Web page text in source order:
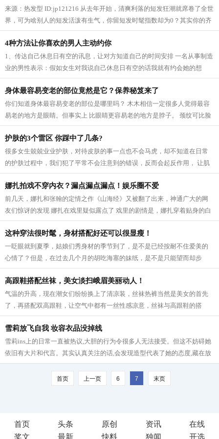
来源：热发型 ID:jp121216 从去年开始，清爽利落的短发狂潮就席卷了全世
界，可为啥别人的短发活泼有生气，你留短发时髦指数却为0？其实你的齐
肩短发和fashion就差了一个外翻的距离！...
4种方法让你喜欢的男人主动约你
1、传达自己休息日有空的讯息，让对方知道自己的时间安排 一名从事制造
业的男性表示：假如女生对我说自己休息日有空的话我就有约会她的想
法。想着比起在家睡觉，约会能给她带...
身体最容易变老的部位竟然是它？保养秘笈来了
你们知道身体最容易变老的部位是哪里吗？ 木木相信一定很多人觉得最容
易老的地方是眼睛。但事实上 比眼睛更容易老的地方是脖子。 颈纹可比脸
上的皱纹还要难消，所以不要等到出...
护肤的3个雷区 你踩中了几条?
很多女生兢兢业业护肤，对待皮肤的事一点也不会马虎，却不知道在日常
的护肤过程中，我们犯了平常不会注意到的错误，反而会起反作用， 让肌
肤变得更加敏感。这里，木木就为大家...
娜扎拍戏不穿内衣？漏点漏点漏点！娱乐圈不爱
前几天，娜扎和张翰的定情之作《山海经》又被翻了出来，神通广大的网
友们惊讶的发现 娜扎在戏里疑似露点了 戏里的剧情是，娜扎穿着贴身的白
色薄衣从床上坐起来指责张翰，可是...
这种穿法很时髦，身材搭配好还可以很显瘦！
一眨眼就到夏季，姑娘们秀身材的季节到了，是不是已经按耐不住爱美的
心情了？但是，在过去几个月的胡吃海塞的妹纸，是不是只能望而却步
了？NO，今天来说一种穿法，不但时髦显...
高跟鞋搭配丝袜，美女淡扫峨眉美丽动人！
气温的升高，现在潮女们纷纷换上了清凉装，丝袜热裤当然是美女的首先
了，再搭配双高跟鞋，让空气中都有一丝性感凉意，丝袜与高跟鞋的搭
配，性感至极，丝袜的极度诱惑，挡不住...
雪莉放飞自我 妆容衣品没掉线
雪莉ins上的日常一直被热议,大胆的行为令很多人无法接受。但这不妨碍她
依旧有大片和代言。其实认真关注的话,会发现造型代表了她的态度,藏在放
肆下更多的是不落俗套的美。 雪莉和...
首页 上一页 6 7 末页
首页 头条 原创 资讯
在线
奖文
最新 快料 独闻 开选